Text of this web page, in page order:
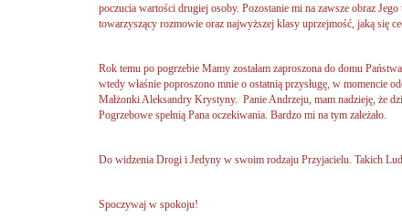
poczucia wartości drugiej osoby. Pozostanie mi na zawsze obraz
towarzyszący rozmowie oraz najwyższej klasy uprzejmość, jaką się
Rok temu po pogrzebie Mamy zostałam zaproszona do domu
wtedy właśnie poproszono mnie o ostatnią przysługę, w momencie
Małżonki Aleksandry Krystyny. Panie Andrzeju, mam nadzieję, że
Pogrzebowe spełnią Pana oczekiwania. Bardzo mi na tym zależało.
Do widzenia Drogi i Jedyny w swoim rodzaju Przyjacielu. Takich
Spoczywaj w spokoju!